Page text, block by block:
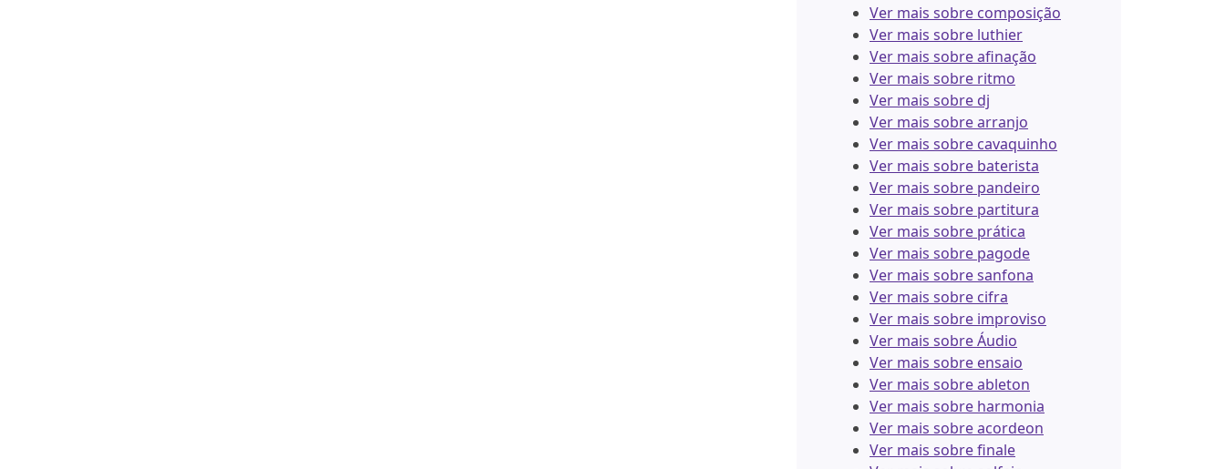
Ver mais sobre composição
Ver mais sobre luthier
Ver mais sobre afinação
Ver mais sobre ritmo
Ver mais sobre dj
Ver mais sobre arranjo
Ver mais sobre cavaquinho
Ver mais sobre baterista
Ver mais sobre pandeiro
Ver mais sobre partitura
Ver mais sobre prática
Ver mais sobre pagode
Ver mais sobre sanfona
Ver mais sobre cifra
Ver mais sobre improviso
Ver mais sobre Áudio
Ver mais sobre ensaio
Ver mais sobre ableton
Ver mais sobre harmonia
Ver mais sobre acordeon
Ver mais sobre finale